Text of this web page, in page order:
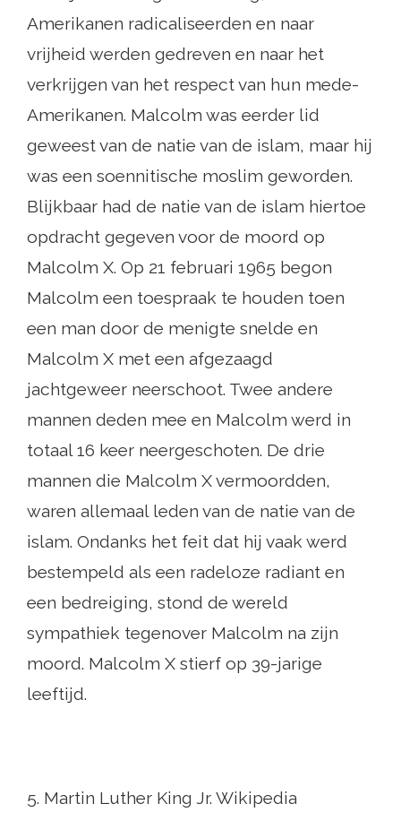
Amerikanen radicaliseerden en naar
vrijheid werden gedreven en naar het
verkrijgen van het respect van hun mede-
Amerikanen. Malcolm was eerder lid
geweest van de natie van de islam, maar hij
was een soennitische moslim geworden.
Blijkbaar had de natie van de islam hiertoe
opdracht gegeven voor de moord op
Malcolm X. Op 21 februari 1965 begon
Malcolm een ​​toespraak te houden toen
een man door de menigte snelde en
Malcolm X met een afgezaagd
jachtgeweer neerschoot. Twee andere
mannen deden mee en Malcolm werd in
totaal 16 keer neergeschoten. De drie
mannen die Malcolm X vermoordden,
waren allemaal leden van de natie van de
islam. Ondanks het feit dat hij vaak werd
bestempeld als een radeloze radiant en
een bedreiging, stond de wereld
sympathiek tegenover Malcolm na zijn
moord. Malcolm X stierf op 39-jarige
leeftijd.
5. Martin Luther King Jr. Wikipedia